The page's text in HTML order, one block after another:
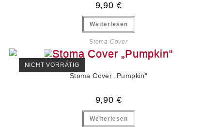
9,90 €
Weiterlesen
Stoma Cover
NICHT VORRÄTIG
Stoma Cover „Pumpkin“
9,90 €
Weiterlesen